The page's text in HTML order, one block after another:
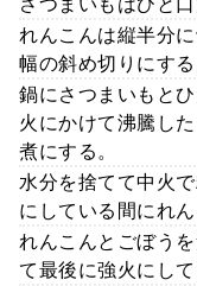
れんこんは縦半分
幅の斜め切りにす
鍋にさつまいもと
火にかけて沸騰し
煮にする。
水分を捨てて中火
にしている間にれ
れんこんとごぼう
て最後に強火にし